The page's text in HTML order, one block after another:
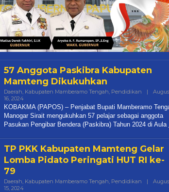
57 Anggota Paskibra Kabupaten
Mamteng Dikukuhkan
Daerah, Kabupaten Mamberamo Tengah, Pendidikan |
16, 2024
Papua
Pos
KOBAKMA (PAPOS) – Penjabat Bupati Mamberamo
Manogar Sirait mengukuhkan 57 pelajar sebagai anggota
Pasukan Pengibar Bendera (Paskibra) Tahun 2024 di Aula
TP PKK Kabupaten Mamteng Gelar
Lomba Pidato Peringati HUT RI ke-
79
Daerah, Kabupaten Mamberamo Tengah, Pendidikan |
15, 2024